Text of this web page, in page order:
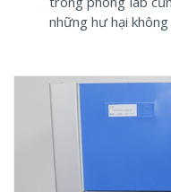
những hư hại